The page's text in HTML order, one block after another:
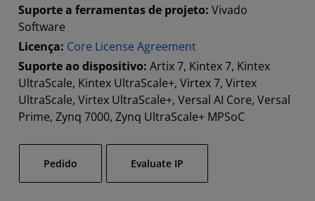
Suporte a ferramentas de projeto: Vivado
Software
Licença: Core License Agreement
Suporte ao dispositivo: Artix 7, Kintex 7, Kintex
UltraScale, Kintex UltraScale+, Virtex 7, Virtex
UltraScale, Virtex UltraScale+, Versal AI Core, Versal
Prime, Zynq 7000, Zynq UltraScale+ MPSoC
Pedido​ Evaluate IP